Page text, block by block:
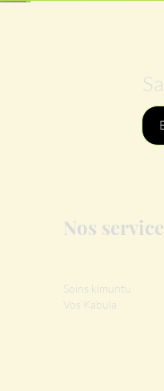
Nos
Soins kimuntu
Vos Kabula